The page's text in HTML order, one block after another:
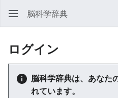
脳科学辞典
ログイン
脳科学辞典は、あなた
れています。